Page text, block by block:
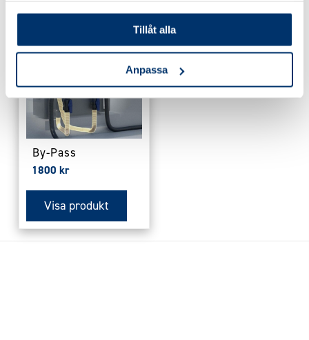
Tillåt alla
Anpassa
på
på
produktsidan
By-Pass
1800kr
Visa produkt